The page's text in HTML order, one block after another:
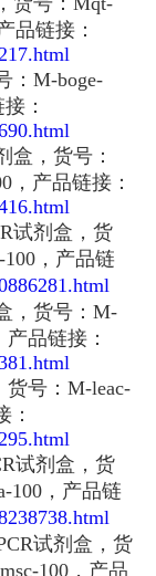
品链接：
：M-boge-
：
盒，货号：
，产品链接：
试剂盒，货
，产品链
，货号：M-
品链接：
货号：M-leac-
：
试剂盒，货
100，产品链
试剂盒，货
100，产品